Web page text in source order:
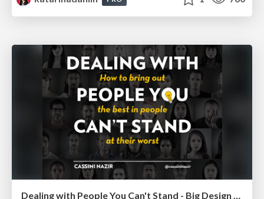
Dealing with People You Can't Stand - Big Design 2015